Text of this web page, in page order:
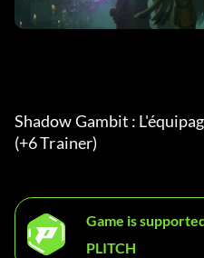
Shadow Gambit :
(+6 Trainer)
Game is
PLITCH